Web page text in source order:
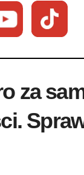
za